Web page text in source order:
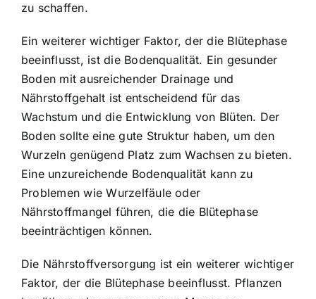
zu schaffen.
Ein weiterer wichtiger Faktor, der die Blütephase
beeinflusst, ist die Bodenqualität. Ein gesunder
Boden mit ausreichender Drainage und
Nährstoffgehalt ist entscheidend für das
Wachstum und die Entwicklung von Blüten. Der
Boden sollte eine gute Struktur haben, um den
Wurzeln genügend Platz zum Wachsen zu bieten.
Eine unzureichende Bodenqualität kann zu
Problemen wie Wurzelfäule oder
Nährstoffmangel führen, die die Blütephase
beeinträchtigen können.
Die Nährstoffversorgung ist ein weiterer wichtiger
Faktor, der die Blütephase beeinflusst. Pflanzen